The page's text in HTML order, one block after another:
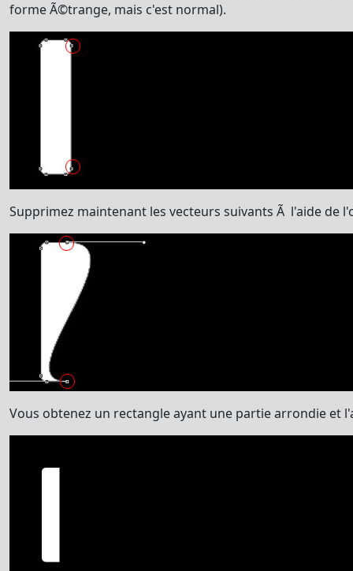
forme Ã©trange, mais c'est normal).
Supprimez maintenant les vecteurs suivants Ã l'aide de
Vous obtenez un rectangle ayant une partie arrondie et